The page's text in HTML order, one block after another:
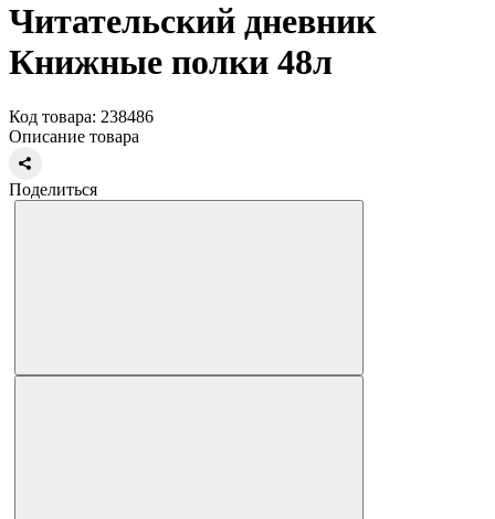
Читательский дневник
Книжные полки 48л
Код товара: 238486
Описание товара
Поделиться